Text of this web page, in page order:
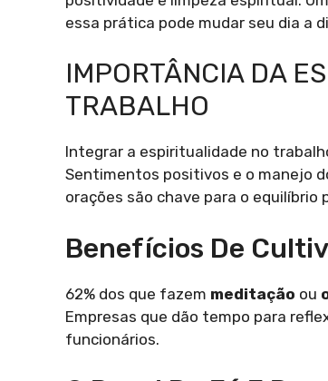
essa prática pode mudar seu dia a
IMPORTÂNCIA DA
TRABALHO
Integrar a espiritualidade no
Sentimentos positivos e o manejo
orações são chave para o equilíbrio
Benefícios De
62% dos que fazem meditação ou
Empresas que dão tempo para
funcionários.